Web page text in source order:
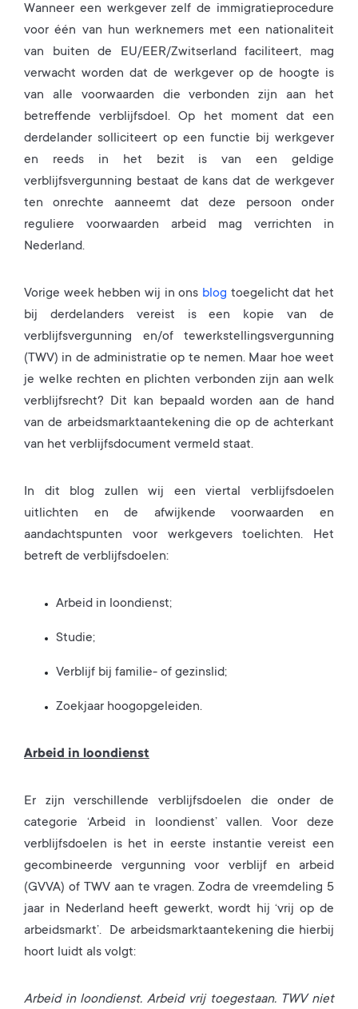
Wanneer een werkgever zelf de immigratieprocedure
voor één van hun werknemers met een nationaliteit
van buiten de EU/EER/Zwitserland faciliteert, mag
verwacht worden dat de werkgever op de hoogte is
van alle voorwaarden die verbonden zijn aan het
betreffende verblijfsdoel. Op het moment dat een
derdelander solliciteert op een functie bij werkgever
en reeds in het bezit is van een geldige
verblijfsvergunning bestaat de kans dat de werkgever
ten onrechte aanneemt dat deze persoon onder
reguliere voorwaarden arbeid mag verrichten in
Nederland.
Vorige week hebben wij in ons blog toegelicht dat het
bij derdelanders vereist is een kopie van de
verblijfsvergunning en/of tewerkstellingsvergunning
(TWV) in de administratie op te nemen. Maar hoe weet
je welke rechten en plichten verbonden zijn aan welk
verblijfsrecht? Dit kan bepaald worden aan de hand
van de arbeidsmarktaantekening die op de achterkant
van het verblijfsdocument vermeld staat.
In dit blog zullen wij een viertal verblijfsdoelen
uitlichten en de afwijkende voorwaarden en
aandachtspunten voor werkgevers toelichten. Het
betreft de verblijfsdoelen:
Arbeid in loondienst;
Studie;
Verblijf bij familie- of gezinslid;
Zoekjaar hoogopgeleiden.
Arbeid in loondienst
Er zijn verschillende verblijfsdoelen die onder de
categorie ‘Arbeid in loondienst’ vallen. Voor deze
verblijfsdoelen is het in eerste instantie vereist een
gecombineerde vergunning voor verblijf en arbeid
(GVVA) of TWV aan te vragen. Zodra de vreemdeling 5
jaar in Nederland heeft gewerkt, wordt hij ‘vrij op de
arbeidsmarkt’. De arbeidsmarktaantekening die hierbij
hoort luidt als volgt:
Arbeid in loondienst. Arbeid vrij toegestaan. TWV niet